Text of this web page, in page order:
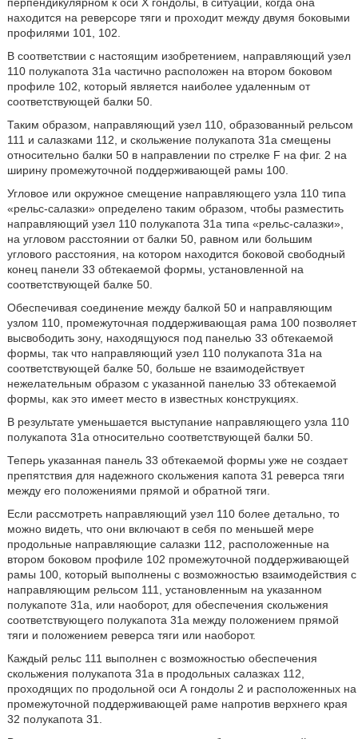
находится на реверсоре тяги и проходит между двумя боковыми
профилями 101, 102.
В соответствии с настоящим изобретением, направляющий узел
110 полукапота 31а частично расположен на втором боковом
профиле 102, который является наиболее удаленным от
соответствующей балки 50.
Таким образом, направляющий узел 110, образованный рельсом
111 и салазками 112, и скольжение полукапота 31а смещены
относительно балки 50 в направлении по стрелке F на фиг. 2 на
ширину промежуточной поддерживающей рамы 100.
Угловое или окружное смещение направляющего узла 110 типа
«рельс-салазки» определено таким образом, чтобы разместить
направляющий узел 110 полукапота 31а типа «рельс-салазки»,
на угловом расстоянии от балки 50, равном или большим
углового расстояния, на котором находится боковой свободный
конец панели 33 обтекаемой формы, установленной на
соответствующей балке 50.
Обеспечивая соединение между балкой 50 и направляющим
узлом 110, промежуточная поддерживающая рама 100 позволяет
высвободить зону, находящуюся под панелью 33 обтекаемой
формы, так что направляющий узел 110 полукапота 31а на
соответствующей балке 50, больше не взаимодействует
нежелательным образом с указанной панелью 33 обтекаемой
формы, как это имеет место в известных конструкциях.
В результате уменьшается выступание направляющего узла 110
полукапота 31а относительно соответствующей балки 50.
Теперь указанная панель 33 обтекаемой формы уже не создает
препятствия для надежного скольжения капота 31 реверса тяги
между его положениями прямой и обратной тяги.
Если рассмотреть направляющий узел 110 более детально, то
можно видеть, что они включают в себя по меньшей мере
продольные направляющие салазки 112, расположенные на
втором боковом профиле 102 промежуточной поддерживающей
рамы 100, который выполнены с возможностью взаимодействия с
направляющим рельсом 111, установленным на указанном
полукапоте 31а, или наоборот, для обеспечения скольжения
соответствующего полукапота 31а между положением прямой
тяги и положением реверса тяги или наоборот.
Каждый рельс 111 выполнен с возможностью обеспечения
скольжения полукапота 31а в продольных салазках 112,
проходящих по продольной оси А гондолы 2 и расположенных на
промежуточной поддерживающей раме напротив верхнего края
32 полукапота 31.